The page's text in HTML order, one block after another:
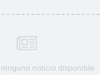
noticia disponible.